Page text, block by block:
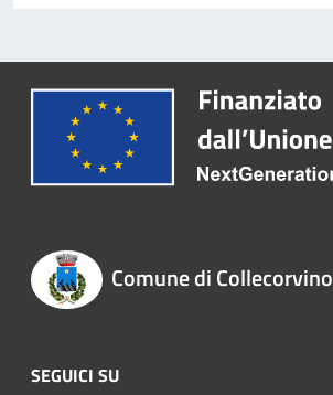
Comune di Collecorvino
SEGUICI SU